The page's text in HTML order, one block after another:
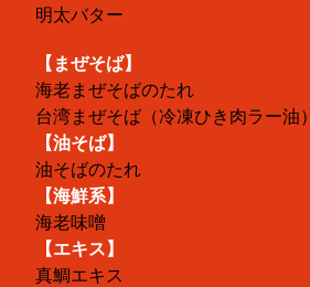
明太バター
【まぜそば】
海老まぜそばのたれ
台湾まぜそば（冷凍ひき肉ラー油）
【油そば】
油そばのたれ
【海鮮系】
海老味噌
【エキス】
真鯛エキス